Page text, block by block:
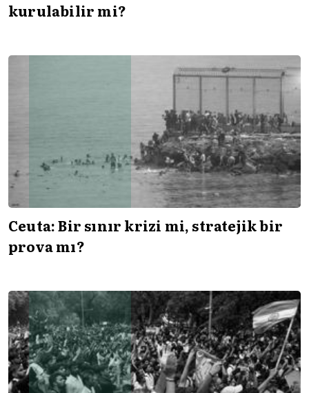
kurulabilir mi?
Ceuta: Bir sınır krizi mi, stratejik bir
prova mı?